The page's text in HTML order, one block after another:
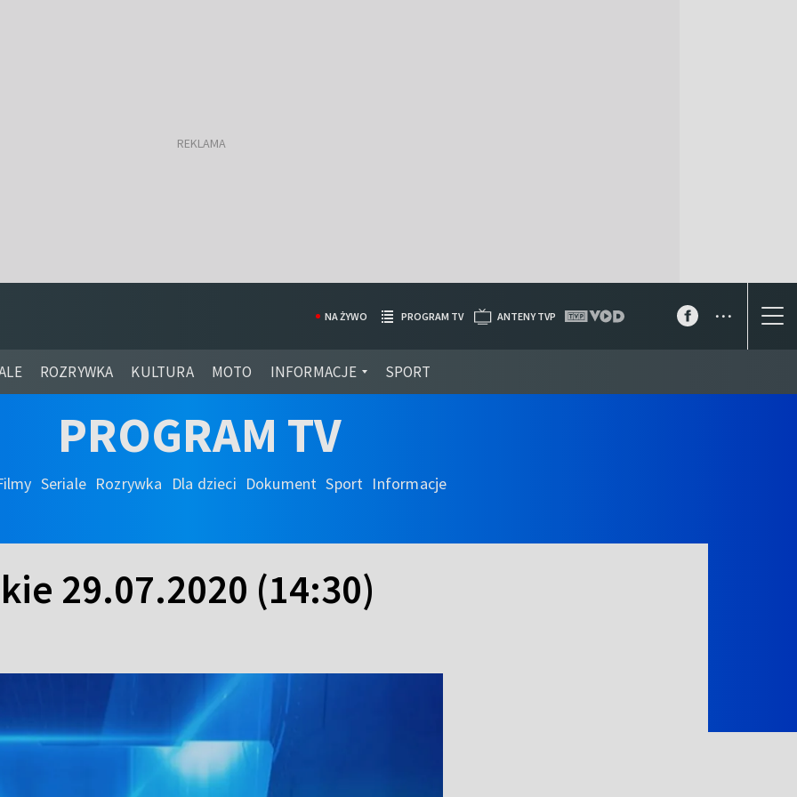
ROZRYWKA KULTURA MOTO INFORMACJE SPORT
NA ŻYWO PROGRAM TV ANTENY TVP ...
PROGRAM TV
Seriale Rozrywka Dla dzieci Dokument Sport Informacje
29.07.2020 (14:30)